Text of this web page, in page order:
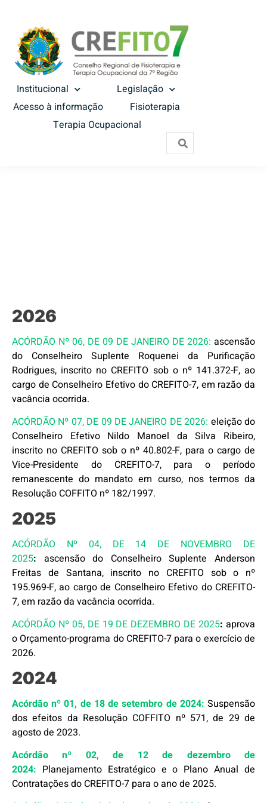
Institucional
Legislação
Acesso à informação
Fisioterapia
Terapia Ocupacional
2026
ACÓRDÃO Nº 06, DE 09 DE JANEIRO DE 2026: ascensão
do Conselheiro Suplente Roquenei da Purificação
Rodrigues, inscrito no CREFITO sob o nº 141.372-F, ao
cargo de Conselheiro Efetivo do CREFITO-7, em razão da
vacância ocorrida.
ACÓRDÃO Nº 07, DE 09 DE JANEIRO DE 2026: eleição do
Conselheiro Efetivo Nildo Manoel da Silva Ribeiro,
inscrito no CREFITO sob o nº 40.802-F, para o cargo de
Vice-Presidente do CREFITO-7, para o período
remanescente do mandato em curso, nos termos da
Resolução COFFITO nº 182/1997.
2025
ACÓRDÃO Nº 04, DE 14 DE NOVEMBRO DE
2025: ascensão do Conselheiro Suplente Anderson
Freitas de Santana, inscrito no CREFITO sob o nº
195.969-F, ao cargo de Conselheiro Efetivo do CREFITO-
7, em razão da vacância ocorrida.
ACÓRDÃO Nº 05, DE 19 DE DEZEMBRO DE 2025: aprova
o Orçamento-programa do CREFITO-7 para o exercício de
2026.
2024
Acórdão nº 01, de 18 de setembro de 2024: Suspensão
dos efeitos da Resolução COFFITO nº 571, de 29 de
agosto de 2023.
Acórdão nº 02, de 12 de dezembro de
2024: Planejamento Estratégico e o Plano Anual de
Contratações do CREFITO-7 para o ano de 2025.